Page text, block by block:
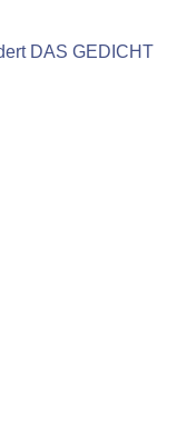
DAS GEDICHT